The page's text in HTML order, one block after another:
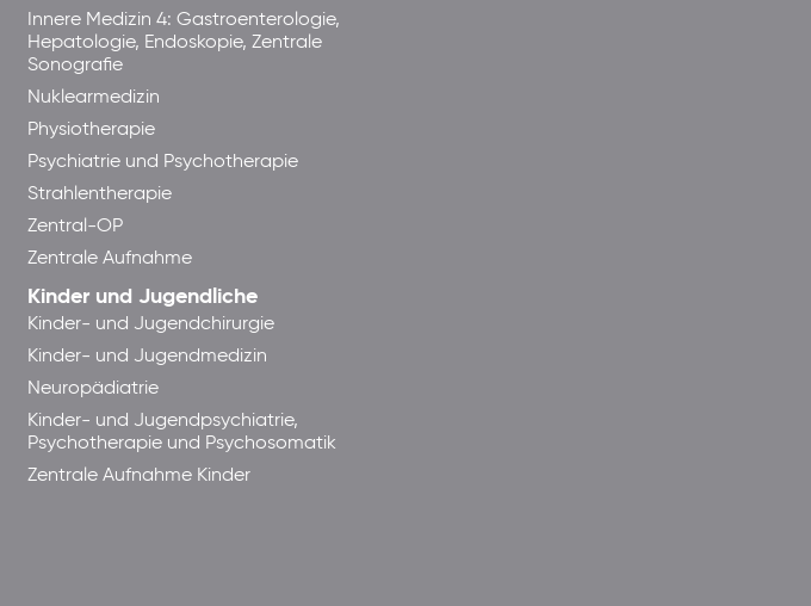
Innere Medizin 4: Gastroenterologie,
Hepatologie, Endoskopie, Zentrale
Sonografie
Nuklearmedizin
Physiotherapie
Psychiatrie und Psychotherapie
Strahlentherapie
Zentral-OP
Zentrale Aufnahme
Kinder und Jugendliche
Kinder- und Jugendchirurgie
Kinder- und Jugendmedizin
Neuropädiatrie
Kinder- und Jugendpsychiatrie,
Psychotherapie und Psychosomatik
Zentrale Aufnahme Kinder